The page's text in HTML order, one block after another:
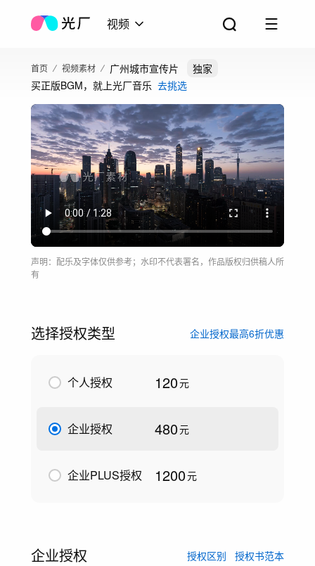
视频
首页 视频素材 广州城市宣传片
独家
买正版BGM，就上光厂音乐 去挑选
声明：配乐及字体仅供参考；水印不代表署名，作品版权归供稿人所
有
选择授权类型 企业授权最高6折优惠
个人授权 120元
企业授权 480元
企业PLUS授权 1200元
企业授权 授权区别 授权书范本